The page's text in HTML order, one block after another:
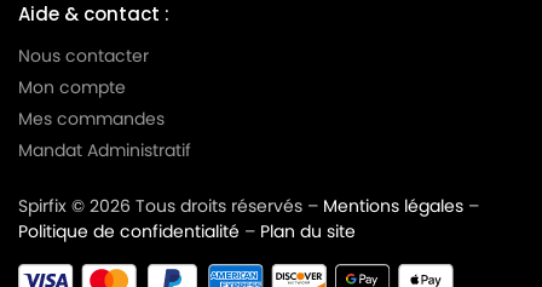
Aide & contact :
Nous contacter
Mon compte
Mes commandes
Mandat Administratif
Spirfix © 2026 Tous droits réservés – Mentions légales –
Politique de confidentialité – Plan du site